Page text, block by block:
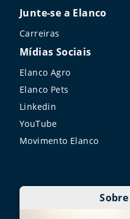
Junte-se a Elanco
Carreiras
Mídias Sociais
Elanco Agro
Elanco Pets
Linkedin
YouTube
Movimento Elanco